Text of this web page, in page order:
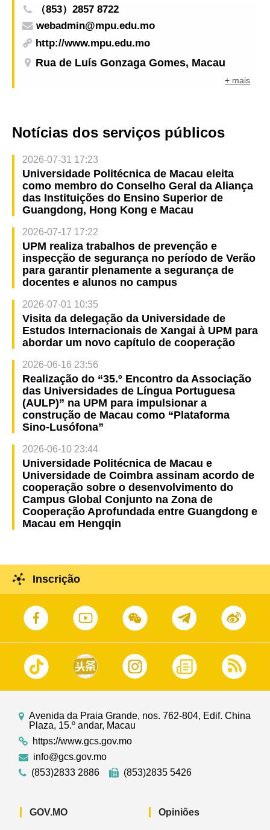
（853）2857 8722
webadmin@mpu.edu.mo
http://www.mpu.edu.mo
Rua de Luís Gonzaga Gomes, Macau
+ mais
Notícias dos serviços públicos
2026-07-31 17:23
Universidade Politécnica de Macau eleita
como membro do Conselho Geral da Aliança
das Instituições do Ensino Superior de
Guangdong, Hong Kong e Macau
2026-07-17 17:22
UPM realiza trabalhos de prevenção e
inspecção de segurança no período de Verão
para garantir plenamente a segurança de
docentes e alunos no campus
2026-07-01 10:35
Visita da delegação da Universidade de
Estudos Internacionais de Xangai à UPM para
abordar um novo capítulo de cooperação
2026-06-16 23:56
Realização do “35.º Encontro da Associação
das Universidades de Língua Portuguesa
(AULP)” na UPM para impulsionar a
construção de Macau como “Plataforma
Sino-Lusófona”
2026-06-10 23:44
Universidade Politécnica de Macau e
Universidade de Coimbra assinam acordo de
cooperação sobre o desenvolvimento do
Campus Global Conjunto na Zona de
Cooperação Aprofundada entre Guangdong e
Macau em Hengqin
Inscrição
Avenida da Praia Grande, nos. 762-804, Edif. China
Plaza, 15.º andar, Macau
https://www.gcs.gov.mo
info@gcs.gov.mo
(853)2833 2886
(853)2835 5426
GOV.MO Opiniões